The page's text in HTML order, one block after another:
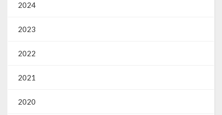
2024
2023
2022
2021
2020